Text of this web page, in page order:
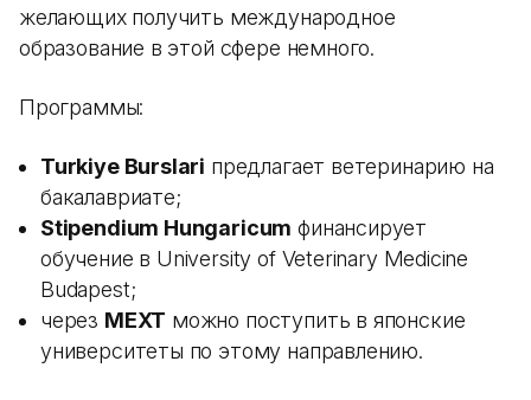
желающих получить международное
образование в этой сфере немного.
Программы:
Turkiye Burslari предлагает ветеринарию на
бакалавриате;
Stipendium Hungaricum финансирует
обучение в University of Veterinary Medicine
Budapest;
через MEXT можно поступить в японские
университеты по этому направлению.